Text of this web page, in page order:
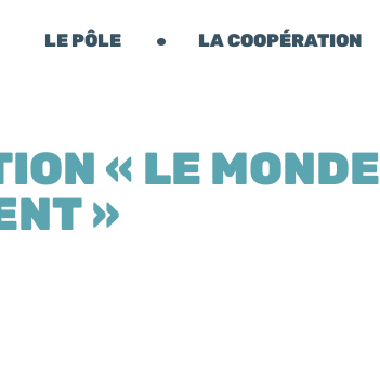
LE PÔLE LA COOPÉRATION
« LE MONDE
»